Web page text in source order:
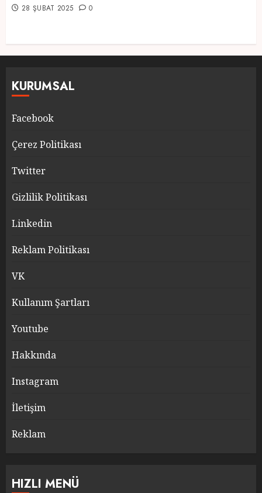
28 ŞUBAT 2025 0
KURUMSAL
Facebook
Çerez Politikası
Twitter
Gizlilik Politikası
Linkedin
Reklam Politikası
VK
Kullanım Şartları
Youtube
Hakkında
Instagram
İletişim
Reklam
HIZLI MENÜ